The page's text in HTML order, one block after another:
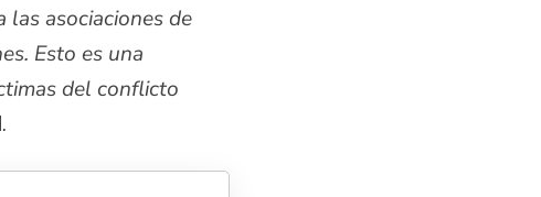
asociaciones de
Esto es una
del conflicto